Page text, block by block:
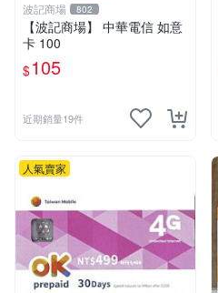
波記商場 802
【波記商場】 中華電信 如意
卡 100
$105
近期銷量19件
人氣賣家